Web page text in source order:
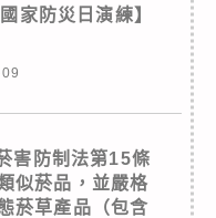
家防災日演練】
害防制法第15條
似菸品，並嚴格
菸草產品（包含